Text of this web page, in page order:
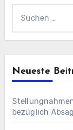
Neueste
bezüglich